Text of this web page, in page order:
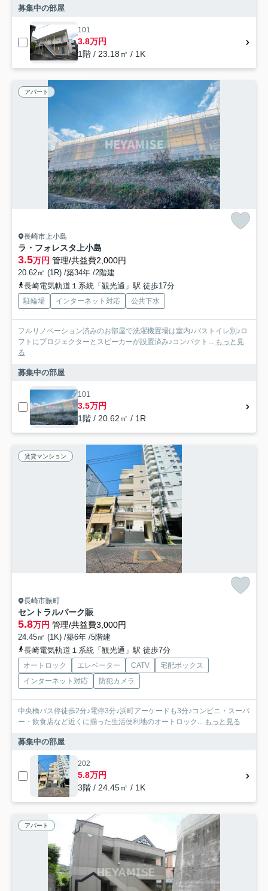
募集中の部屋
101
3.8万円
1階 / 23.18㎡ / 1K
アパート
長崎市上小島
ラ・フォレスタ上小島
3.5万円 管理/共益費2,000円
20.62㎡ (1R) /築34年 /2階建
長崎電気軌道１系統「観光通」駅 徒歩17分
駐輪場 インターネット対応 公共下水
フルリノベーション済みのお部屋で洗濯機置場は室内♪バストイレ別♪ロ
フトにプロジェクターとスピーカーが設置済み♪コンパクト... もっと見
る
募集中の部屋
101
3.5万円
1階 / 20.62㎡ / 1R
賃貸マンション
長崎市賑町
セントラルパーク賑
5.8万円 管理/共益費3,000円
24.45㎡ (1K) /築6年 /5階建
長崎電気軌道１系統「観光通」駅 徒歩7分
オートロック エレベーター CATV
宅配ボックス
インターネット対応
防犯カメラ
中央橋バス停徒歩2分♪電停3分♪浜町アーケードも3分♪コンビニ・スーパ
ー・飲食店など近くに揃った生活便利地のオートロック... もっと見る
募集中の部屋
202
5.8万円
3階 / 24.45㎡ / 1K
アパート